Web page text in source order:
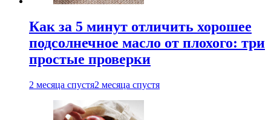
Как за 5 минут отличить хорошее
подсолнечное масло от плохого: три
простые проверки
2 месяца спустя2 месяца спустя